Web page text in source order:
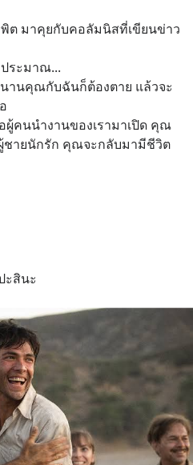
ต มาคุยกับคอลัมนิสที่เขียนข่าว
ระมาณ...
านคุณกับฉันก็ต้องตาย แล้วจะ
ผู้คนนำงานของเรามาเปิด คุณ
ชายนักรัก คุณจะกลับมามีชีวิต
ะสินะ